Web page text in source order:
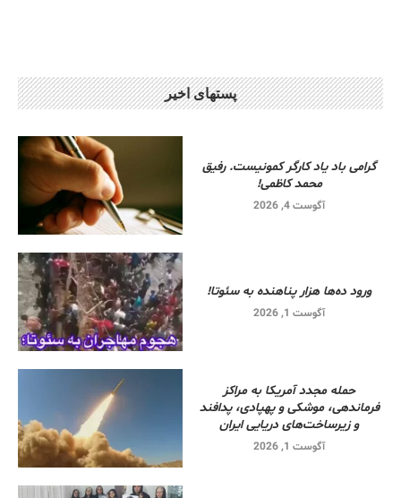
پستهای اخیر
گرامی باد یاد کارگر کمونیست. رفیق
محمد کاظمی!
آگوست 4, 2026
ورود ده‌ها هزار پناهنده به سئوتا!
آگوست 1, 2026
حمله مجدد آمریکا به مراکز
فرماندهی، موشکی و پهپادی، پدافند
و زیرساخت‌های دریایی ایران
آگوست 1, 2026